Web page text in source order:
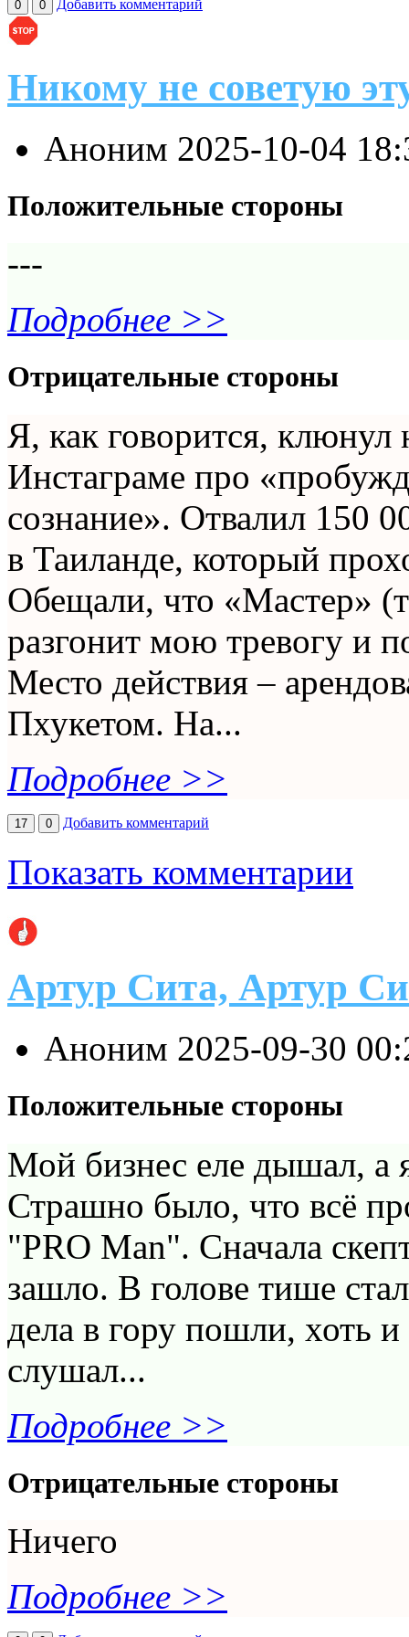
0 0 Добавить комментарий
Никому не советую
Аноним 2025-10-04
Положительные стороны
---
Подробнее >>
Отрицательные стороны
Я, как говорится, клюнул
Инстаграме про
сознание». Отвалил 150
в Таиланде, который
Обещали, что «Мастер»
разгонит мою тревогу и
Место действия –
Пхукетом. На...
Подробнее >>
17 0 Добавить комментарий
Показать комментарии
Артур Сита, Артур
Аноним 2025-09-30
Положительные стороны
Мой бизнес еле дышал, а
Страшно было, что всё
"PRO Man". Сначала
зашло. В голове тише
дела в гору пошли, хоть
слушал...
Подробнее >>
Отрицательные стороны
Ничего
Подробнее >>